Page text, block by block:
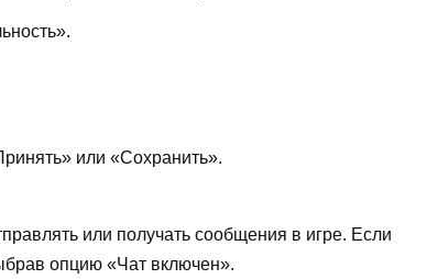
или «Сохранить».
или получать сообщения в игре. Если
опцию «Чат включен».